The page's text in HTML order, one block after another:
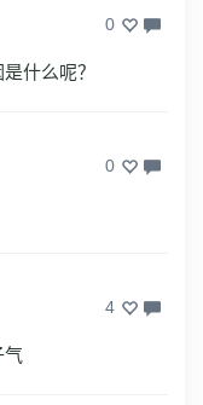
0
什么呢？
0
4
气